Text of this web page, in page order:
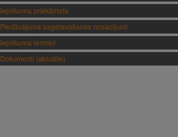
Iepirkuma priekšmets
Piedāvājuma sagatavošanas nosacījumi
Iepirkuma termiņi
Dokumenti (aktuālie)